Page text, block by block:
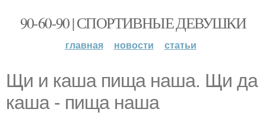
90-60-90 | СПОРТИВНЫЕ ДЕВУШКИ
главная новости статьи
Щи и каша пища наша. Щи да
каша - пища наша